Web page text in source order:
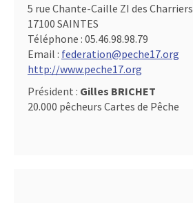
5 rue Chante-Caille ZI des Charriers
17100 SAINTES
Téléphone : 05.46.98.98.79
Email : federation@peche17.org
http://www.peche17.org
Président : Gilles BRICHET
20.000 pêcheurs Cartes de Pêche